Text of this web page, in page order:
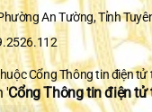
An Tường, Tỉnh
Cổng Thông tin điện tử
'Cổng Thông tin điện tử